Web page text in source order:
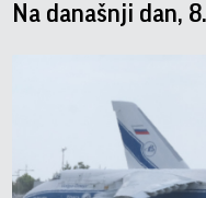
Na današnji dan,